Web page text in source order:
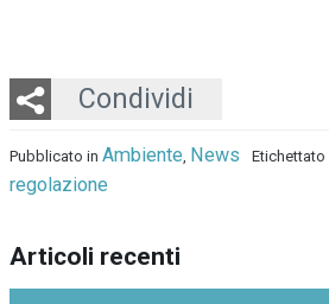
Condividi
Twitter
LinkedIn
Email
Whatsapp
Pubblicato in Ambiente, News Etichettato
regolazione
Articoli recenti